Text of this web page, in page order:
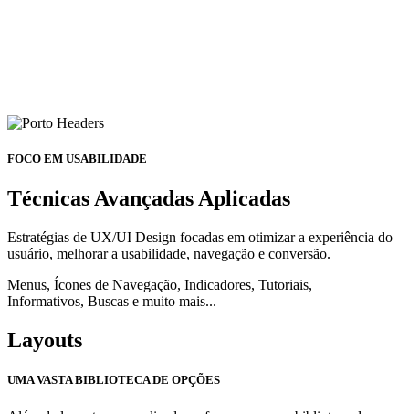
FOCO EM USABILIDADE
Técnicas Avançadas Aplicadas
Estratégias de UX/UI Design focadas em otimizar a experiência do
usuário, melhorar a usabilidade, navegação e conversão.
Menus, Ícones de Navegação, Indicadores, Tutoriais,
Informativos, Buscas e muito mais...
Layouts
UMA VASTA BIBLIOTECA DE OPÇÕES